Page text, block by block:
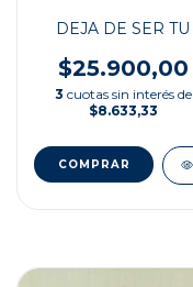
DEJA DE SER TU
$25.900,00
3 cuotas sin interés de
$8.633,33